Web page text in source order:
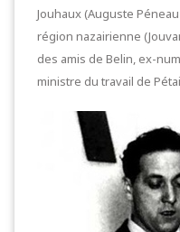
Jouhaux (Auguste
région nazairienne
des amis de Belin, ex-
ministre du travail de